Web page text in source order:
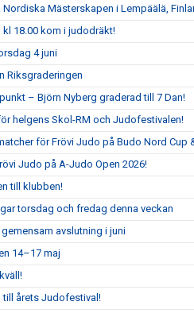
Mästerskapen i Lempäälä,
18.00 kom i judodräkt!
4 juni
Riksgraderingen
– Björn Nyberg graderad till 7 Dan!
helgens Skol-RM och Judofestivalen!
för Frövi Judo på Budo Nord Cup
Judo på A-Judo Open 2026!
till klubben!
torsdag och fredag denna veckan
avslutning i juni
14–17 maj
till årets Judofestival!